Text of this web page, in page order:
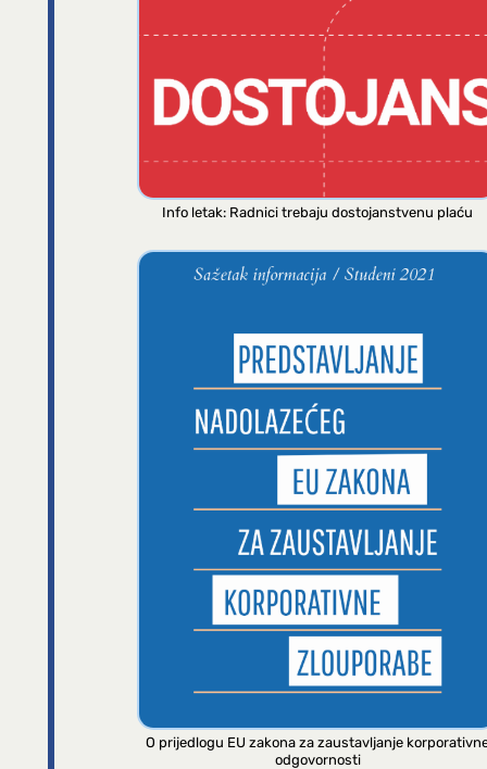
Info letak: Radnici trebaju dostojanstvenu plaću
O prijedlogu EU zakona za zaustavljanje
odgovornosti